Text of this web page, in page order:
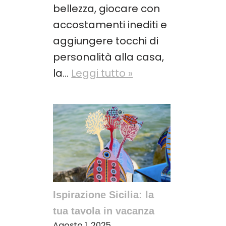
bellezza, giocare con
accostamenti inediti e
aggiungere tocchi di
personalità alla casa,
la… Leggi tutto »
Ispirazione Sicilia: la
tua tavola in vacanza